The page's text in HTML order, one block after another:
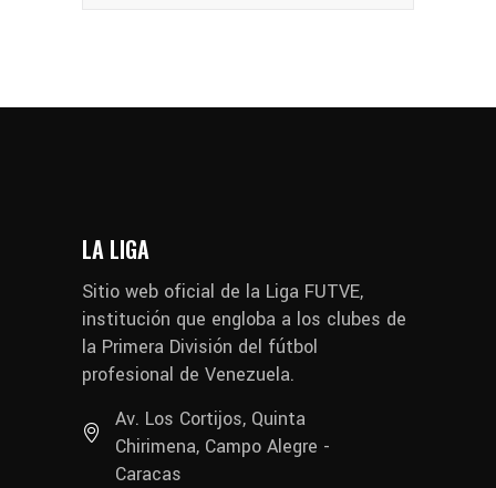
LA LIGA
Sitio web oficial de la Liga FUTVE,
institución que engloba a los clubes de
la Primera División del fútbol
profesional de Venezuela.
Av. Los Cortijos, Quinta
Chirimena, Campo Alegre -
Caracas